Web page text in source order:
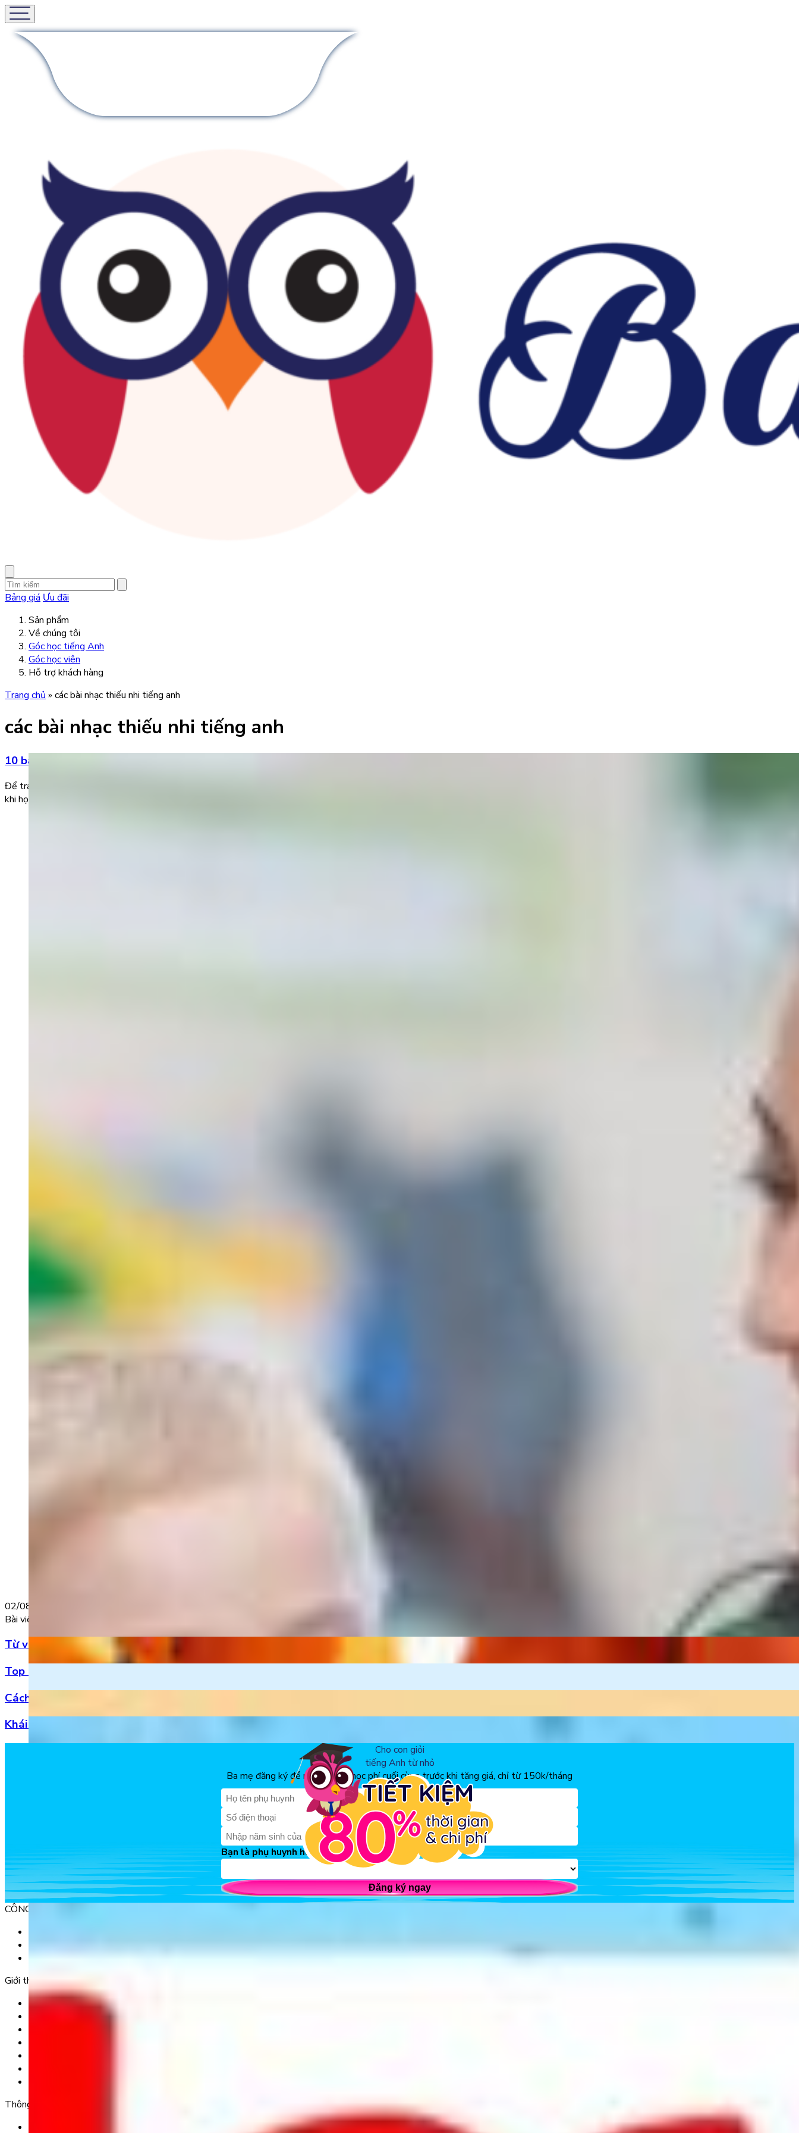
Bảng giá Ưu đãi
Sản phẩm
Về chúng tôi
Góc học tiếng Anh
Góc học viên
Hỗ trợ khách hàng
Trang chủ » các bài nhạc thiếu nhi tiếng anh
các bài nhạc thiếu nhi tiếng anh
10 bài nhạc thiếu nhi tiếng Anh có phụ đề hay nhất 2025
Để tránh sự nhàm chán khi cho trẻ học tiếng Anh thông qua sách vở hay những cách học truyền thống, bạn có thể cho bé nghe những bài nhạc thiếu nhi tiếng Anh có phụ đề để kích thích hứng thú
khi học. Dưới đây là 10 bài hát tiếng Anh thiếu nhi có […]
02/08/2022
Bài viết nổi bật
Từ vựng Halloween tiếng Anh: Chuẩn bị cho mùa lễ hội
Top 5 bài hát 20/11 hay nhất bằng tiếng Anh cho bé
Cách đọc số thập phân trong tiếng Anh chuẩn xác nhất
Khái niệm, phân loại và vị trí của danh từ trong tiếng Anh
Cho con giỏi
tiếng Anh từ nhỏ
Ba mẹ đăng ký để nhận ưu đãi học phí cuối cùng trước khi tăng giá, chỉ từ 150k/tháng
Bạn là phụ huynh hay học sinh?
Đăng ký ngay
CÔNG TY TNHH GIÁO DỤC UNICLASS
Tầng 3, Số 61 phố Ngụy Như Kon Tum, phường Thanh Xuân, thành phố Hà Nội, Việt Nam.
Tầng 5, Tòa nhà G8 Golden, 113 - 115 Ung Văn Khiêm, Phường 25, Quận Bình Thạnh, TP Hồ Chí Minh.
Giới thiệu
Trang chủ
Thông tin chuyển khoản
Ngân hàng TMCP Việt Nam Thịnh Vượng (VP Bank) - CN Kinh Đô